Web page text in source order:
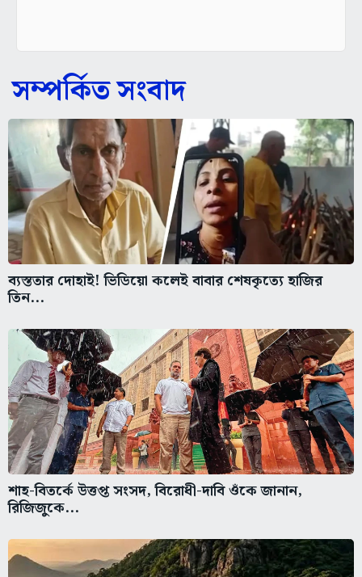
সম্পর্কিত সংবাদ
ব্যস্ততার দোহাই! ভিডিয়ো কলেই বাবার শেষকৃত্যে হাজির
তিন...
শাহ-বিতর্কে উত্তপ্ত সংসদ, বিরোধী-দাবি ওঁকে জানান,
রিজিজুকে...